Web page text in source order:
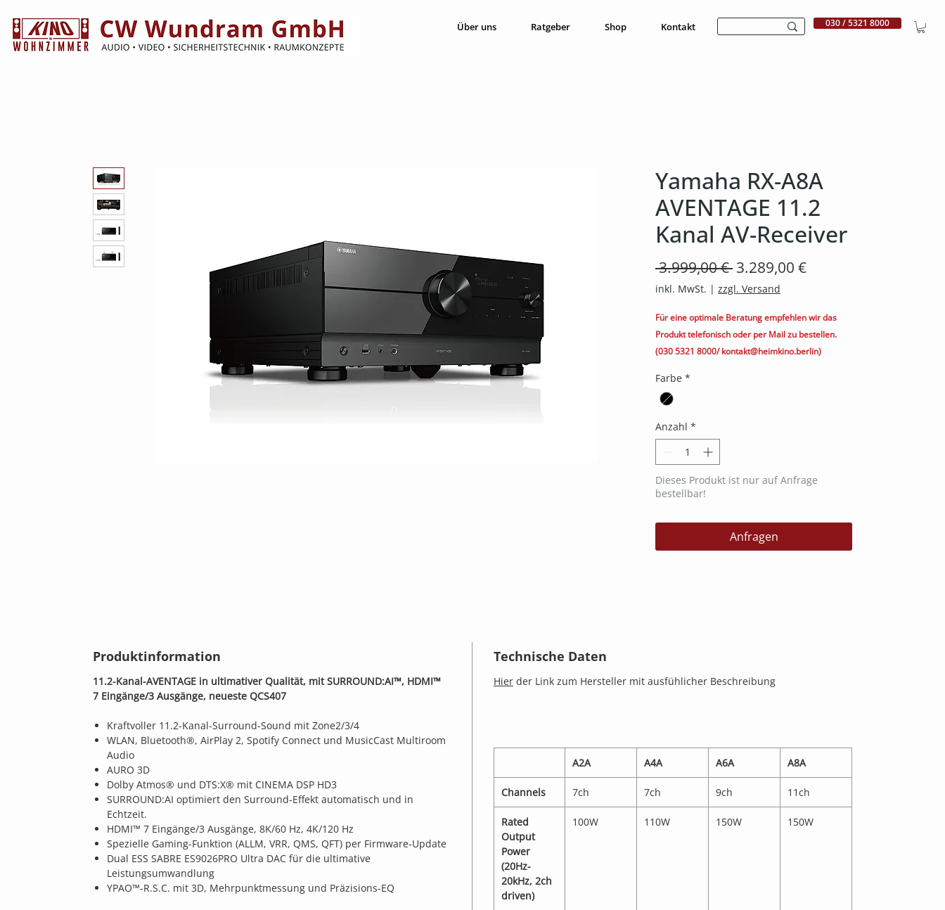
Über uns Ratgeber Shop Kontakt 030 / 5321 8000
Yamaha RX-A8A
AVENTAGE 11.2
Kanal AV-Receiver
3.999,00 € Standardpreis
3.289,00 €Sale-
inkl. MwSt. | zzgl. Versand
Für eine optimale Beratung empfehlen wir das
Produkt telefonisch oder per Mail zu bestellen.
(030 5321 8000/ kontakt@heimkino.berlin)
Farbe *
Anzahl *
Dieses Produkt ist nur auf Anfrage
bestellbar!
Anfragen
Produktinformation
11.2-Kanal-AVENTAGE in ultimativer Qualität, mit SURROUND:AI™, HDMI™
7 Eingänge/3 Ausgänge, neueste QCS407​​​
Kraftvoller 11.2-Kanal-Surround-Sound mit Zone2/3/4
WLAN, Bluetooth®, AirPlay 2, Spotify Connect und MusicCast Multiroom
Audio
AURO 3D
Dolby Atmos® und DTS:X® mit CINEMA DSP HD3
SURROUND:AI optimiert den Surround-Effekt automatisch und in
Echtzeit.
HDMI™ 7 Eingänge/3 Ausgänge, 8K/60 Hz, 4K/120 Hz
Spezielle Gaming-Funktion (ALLM, VRR, QMS, QFT) per Firmware-Update
Dual ESS SABRE ES9026PRO Ultra DAC für die ultimative
Leistungsumwandlung
YPAO™-R.S.C. mit 3D, Mehrpunktmessung und Präzisions-EQ
Technische Daten
Hier der Link zum Hersteller mit ausfühlicher Beschreibung
A2A A4A A6A A8A
Channels 7ch 7ch 9ch 11ch
Rated
Output
Power
(20Hz-
20kHz, 2ch
driven)
100W 110W 150W 150W